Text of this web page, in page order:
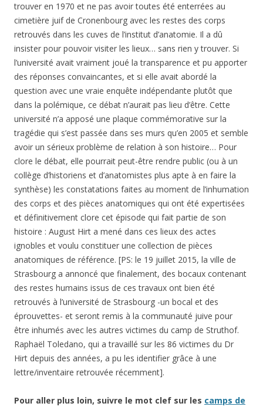
trouver en 1970 et ne pas avoir toutes été enterrées au
cimetière juif de Cronenbourg avec les restes des corps
retrouvés dans les cuves de l’institut d’anatomie. Il a dû
insister pour pouvoir visiter les lieux… sans rien y trouver. Si
l’université avait vraiment joué la transparence et pu apporter
des réponses convaincantes, et si elle avait abordé la
question avec une vraie enquête indépendante plutôt que
dans la polémique, ce débat n’aurait pas lieu d’être. Cette
université n’a apposé une plaque commémorative sur la
tragédie qui s’est passée dans ses murs qu’en 2005 et semble
avoir un sérieux problème de relation à son histoire… Pour
clore le débat, elle pourrait peut-être rendre public (ou à un
collège d’historiens et d’anatomistes plus apte à en faire la
synthèse) les constatations faites au moment de l’inhumation
des corps et des pièces anatomiques qui ont été expertisées
et définitivement clore cet épisode qui fait partie de son
histoire : August Hirt a mené dans ces lieux des actes
ignobles et voulu constituer une collection de pièces
anatomiques de référence. [PS: le 19 juillet 2015, la ville de
Strasbourg a annoncé que finalement, des bocaux contenant
des restes humains issus de ces travaux ont bien été
retrouvés à l’université de Strasbourg -un bocal et des
éprouvettes- et seront remis à la communauté juive pour
être inhumés avec les autres victimes du camp de Struthof.
Raphaël Toledano, qui a travaillé sur les 86 victimes du Dr
Hirt depuis des années, a pu les identifier grâce à une
lettre/inventaire retrouvée récemment].
Pour aller plus loin, suivre le mot clef sur les camps de